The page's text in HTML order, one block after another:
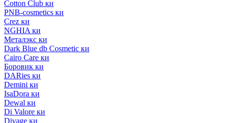
Cotton Club ки
PNB-cosmetics ки
Crez ки
NGHIA ки
Металэкс ки
Dark Blue db Cosmetic ки
Cairo Care ки
Боровик ки
DARies ки
Demini ки
IsaDora ки
Dewal ки
Di Valore ки
Divage ки